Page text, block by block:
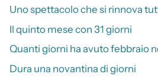
Uno spettacolo che si rinnova
Il quinto mese con 31 giorni
Quanti giorni ha avuto febbraio
Dura una novantina di giorni